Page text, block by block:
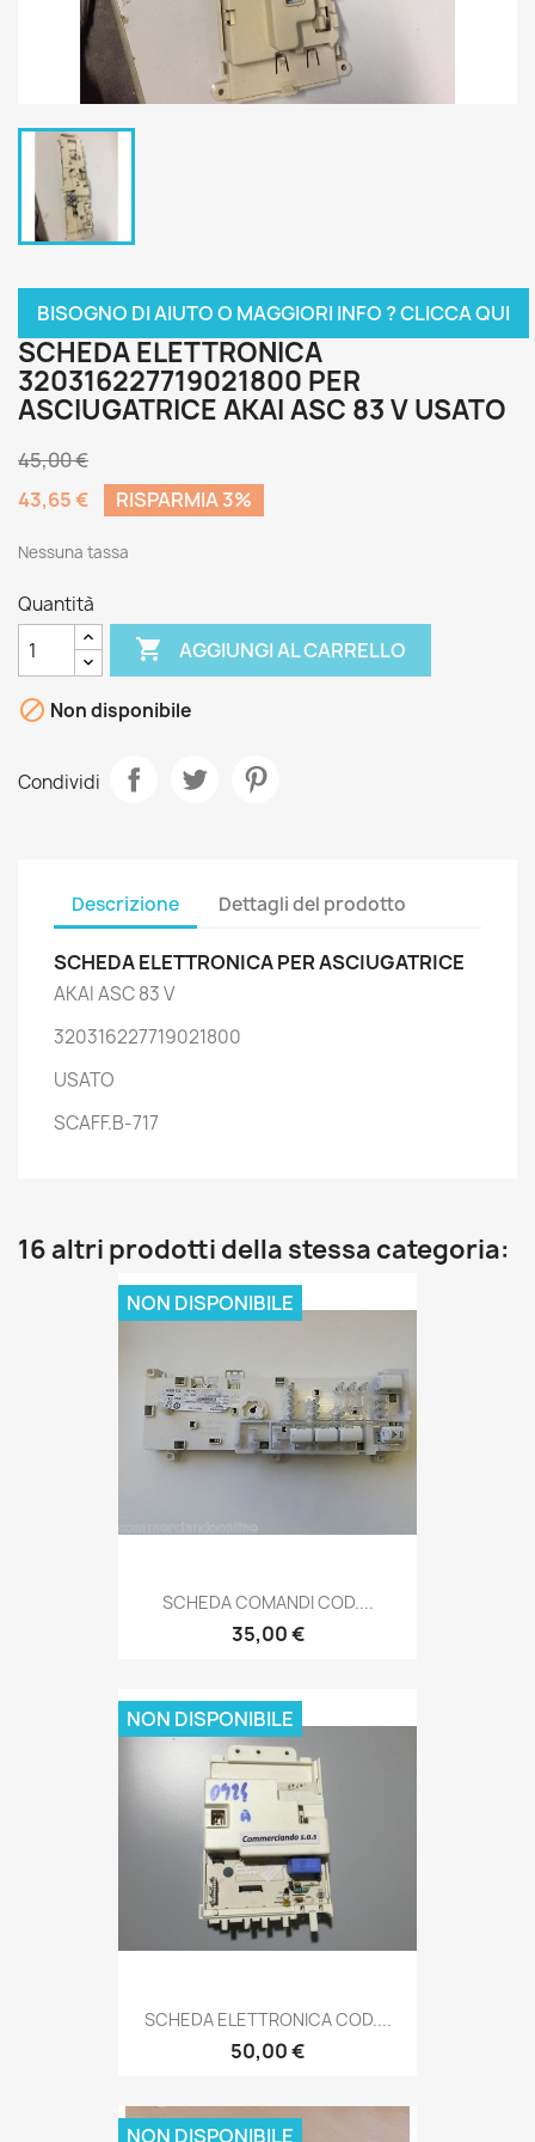
BISOGNO DI AIUTO O MAGGIORI INFO ? CLICCA QUI
SCHEDA ELETTRONICA
320316227719021800 PER
ASCIUGATRICE AKAI ASC 83 V USATO
45,00 €
43,65 €
RISPARMIA 3%
Nessuna tassa
Quantità
 AGGIUNGI AL CARRELLO
 Non disponibile
Condividi
Descrizione Dettagli del prodotto
SCHEDA ELETTRONICA PER ASCIUGATRICE
AKAI ASC 83 V
320316227719021800
USATO
SCAFF.B-717
16 altri prodotti della stessa categoria:
SCHEDA COMANDI COD....
35,00 €
NON DISPONIBILE
SCHEDA ELETTRONICA COD....
50,00 €
NON DISPONIBILE
NON DISPONIBILE